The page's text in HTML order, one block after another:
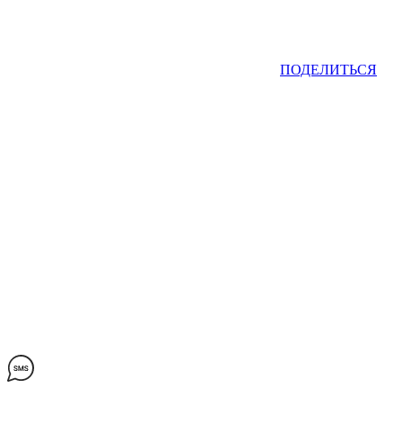
ПОДЕЛИТЬСЯ